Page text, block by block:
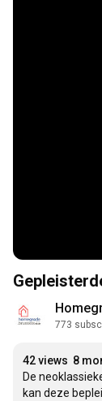
773
42 views 8
De
kan deze